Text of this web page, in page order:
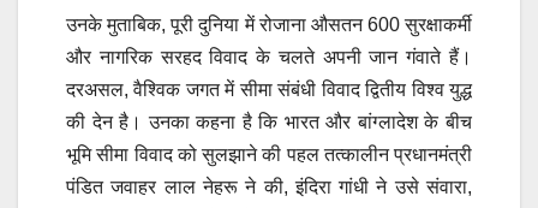
उनके मुताबिक, पूरी दुनिया में रोजाना औसतन 600 सुरक्षाकर्मी
और नागरिक सरहद विवाद के चलते अपनी जान गंवाते हैं।
दरअसल, वैश्विक जगत में सीमा संबंधी विवाद द्वितीय विश्व युद्ध
की देन है। उनका कहना है कि भारत और बांग्लादेश के बीच
भूमि सीमा विवाद को सुलझाने की पहल तत्कालीन प्रधानमंत्री
पंडित जवाहर लाल नेहरू ने की, इंदिरा गांधी ने उसे संवारा,